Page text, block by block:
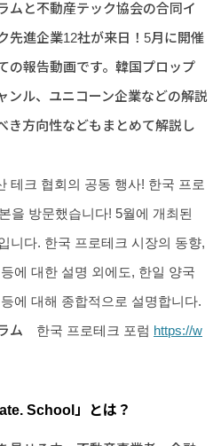
ムと不動産テック協会の合同イ
先進企業12社が来日！5月に開催
の報告動画です。韓国プロップ
ンル、ユニコーン企業などの解説
き方向性などもまとめて解説し
테크 협회의 공동 행사! 한국 프로
을 방문했습니다! 5월에 개최된
니다. 한국 프로테크 시장의 동향,
에 대한 설명 외에도, 한일 양국
에 대해 종합적으로 설명합니다.
ム 한국 프로테크 포럼 https://w
School」とは？